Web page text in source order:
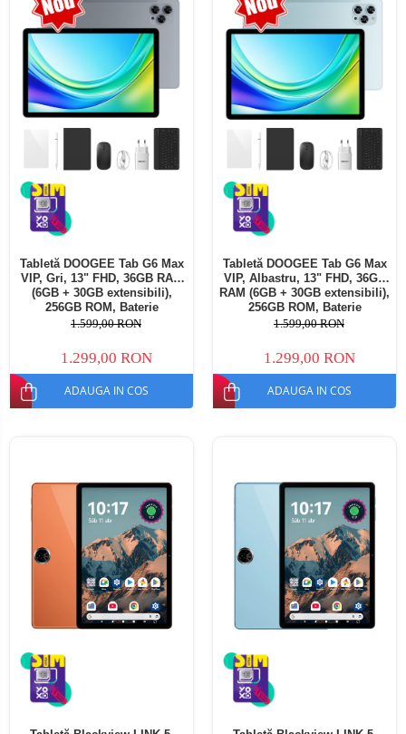
Telefoane mobile Ulefone
Telefoane mobile Unihertz
Telefoane mobile Cubot
Telefoane mobile Blackview
Telefoane mobile OSCAL
Telefoane mobile Fossibot
Telefoane mobile Lagenio
Telefoane mobile Samsung
Telefoane mobile iSEN
Telefoane mobile HUAWEI
Telefoane mobile iHunt
Telefoane mobile Xiaomi
Telefoane mobile Realme
Telefoane mobile ZTE Nubia
Tabletă DOOGEE Tab G6 Max
VIP, Gri, 13" FHD, 36GB RAM
(6GB + 30GB extensibili),
256GB ROM, Baterie
10800mAh, Android, Wi-Fi
1.599,00 RON
1.299,00 RON
ADAUGA IN COS
Tabletă DOOGEE Tab G6 Max
VIP, Albastru, 13" FHD, 36GB
RAM (6GB + 30GB extensibili),
256GB ROM, Baterie
10800mAh, Android, Wi-Fi
1.599,00 RON
1.299,00 RON
ADAUGA IN COS